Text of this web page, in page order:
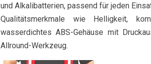
und Alkalibatterien, passend für jeden
Qualitätsmerkmale wie Helligkeit,
wasserdichtes ABS-Gehäuse mit
Allround-Werkzeug.